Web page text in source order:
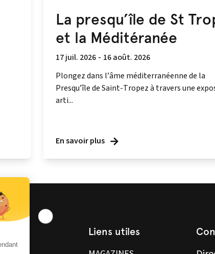
La presqu’île de St
et la Méditéranée
17 juil. 2026 - 16 août. 2026
Plongez dans l’âme méditerranéenne de la
Presqu’île de Saint-Tropez à travers une
arti...
En savoir plus
Liens utiles